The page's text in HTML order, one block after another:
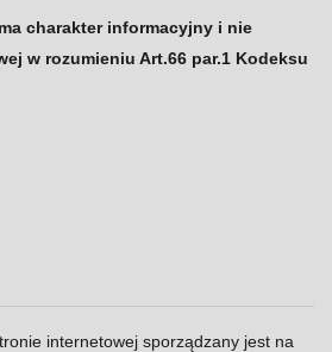
charakter informacyjny i nie
w rozumieniu Art.66 par.1 Kodeksu
internetowej sporządzany jest na